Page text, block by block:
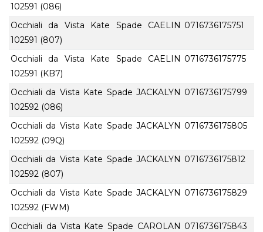
102591 (086)
Occhiali da Vista Kate Spade CAELIN
102591 (807)
0716736175751
Occhiali da Vista Kate Spade CAELIN
102591 (KB7)
0716736175775
Occhiali da Vista Kate Spade JACKALYN
102592 (086)
0716736175799
Occhiali da Vista Kate Spade JACKALYN
102592 (09Q)
0716736175805
Occhiali da Vista Kate Spade JACKALYN
102592 (807)
0716736175812
Occhiali da Vista Kate Spade JACKALYN
102592 (FWM)
0716736175829
Occhiali da Vista Kate Spade CAROLAN 0716736175843